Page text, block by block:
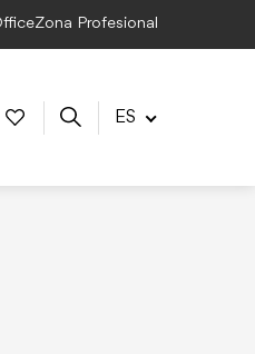
Zona Profesional
ES